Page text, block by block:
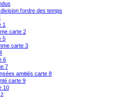
l'ordre des temps
1
carte 2
5
carte 3
6
7
amitiés carte 8
carte 9
10